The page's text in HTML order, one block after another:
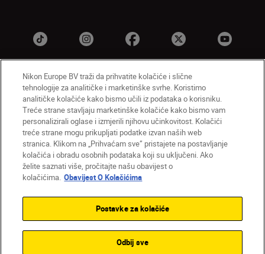
HR Nikon Sites
Obratite nam se
Obavijest o zaštiti privatnosti
Uvjeti upotrebe
Obavijest o kolačićima
Postavke kolačića
© 2026 Nikon
Back to top
Nikon Europe BV traži da prihvatite kolačiće i slične
tehnologije za analitičke i marketinške svrhe. Koristimo
analitičke kolačiće kako bismo učili iz podataka o korisniku.
Treće strane stavljaju marketinške kolačiće kako bismo vam
personalizirali oglase i izmjerili njihovu učinkovitost. Kolačići
treće strane mogu prikupljati podatke izvan naših web
stranica. Klikom na „Prihvaćam sve” pristajete na postavljanje
kolačića i obradu osobnih podataka koji su uključeni. Ako
želite saznati više, pročitajte našu obavijest o
kolačićima. Obavijest O Kolačićima
Postavke za kolačiće
Odbij sve